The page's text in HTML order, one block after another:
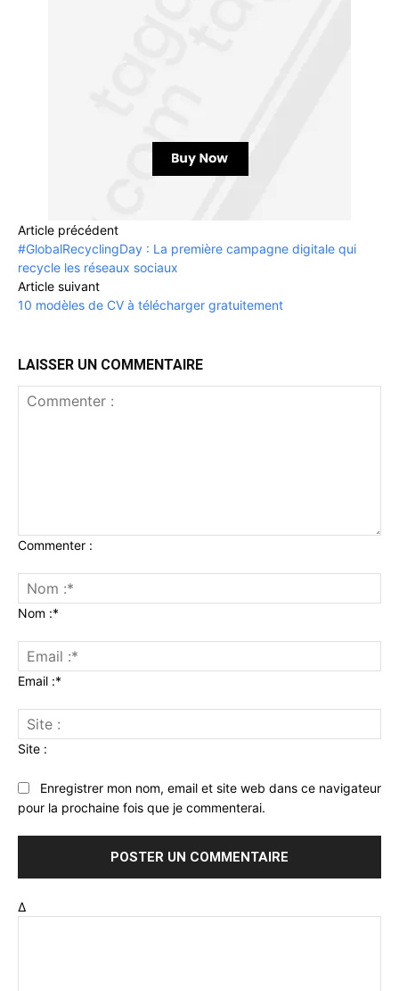
Article précédent
#GlobalRecyclingDay : La première campagne digitale qui
recycle les réseaux sociaux
Article suivant
10 modèles de CV à télécharger gratuitement
LAISSER UN COMMENTAIRE
Commenter :
Nom :*
Email :*
Site :
Enregistrer mon nom, email et site web dans ce navigateur
pour la prochaine fois que je commenterai.
Δ